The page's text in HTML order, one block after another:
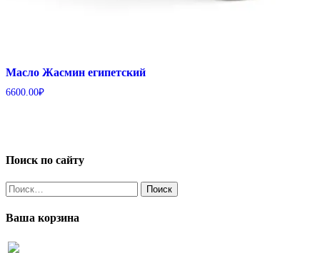
Масло Жасмин египетский
6600.00₽
Поиск по сайту
Найти:
Ваша корзина